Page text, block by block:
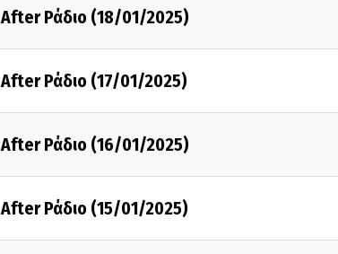
After Ράδιο (18/01/2025)
After Ράδιο (17/01/2025)
After Ράδιο (16/01/2025)
After Ράδιο (15/01/2025)